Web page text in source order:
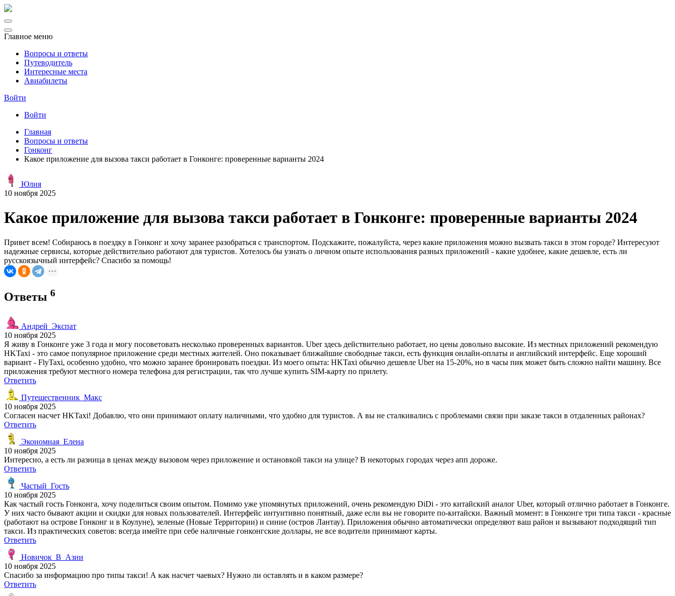
Главное меню
Вопросы и ответы
Путеводитель
Интересные места
Авиабилеты
Войти
Войти
Главная
Вопросы и ответы
Гонконг
Какое приложение для вызова такси работает в Гонконге: проверенные варианты 2024
Юлия
10 ноября 2025
Какое приложение для вызова такси работает в Гонконге: проверенные варианты 2024
Привет всем! Собираюсь в поездку в Гонконг и хочу заранее разобраться с транспортом. Подскажите, пожалуйста, через какие приложения можно вызвать такси в этом городе? Интересуют
надежные сервисы, которые действительно работают для туристов. Хотелось бы узнать о личном опыте использования разных приложений - какие удобнее, какие дешевле, есть ли
русскоязычный интерфейс? Спасибо за помощь!
Ответы 6
Андрей_Экспат
10 ноября 2025
Я живу в Гонконге уже 3 года и могу посоветовать несколько проверенных вариантов. Uber здесь действительно работает, но цены довольно высокие. Из местных приложений рекомендую
HKTaxi - это самое популярное приложение среди местных жителей. Оно показывает ближайшие свободные такси, есть функция онлайн-оплаты и английский интерфейс. Еще хороший
вариант - FlyTaxi, особенно удобно, что можно заранее бронировать поездки. Из моего опыта: HKTaxi обычно дешевле Uber на 15-20%, но в часы пик может быть сложно найти машину. Все
приложения требуют местного номера телефона для регистрации, так что лучше купить SIM-карту по прилету.
Ответить
Путешественник_Макс
10 ноября 2025
Согласен насчет HKTaxi! Добавлю, что они принимают оплату наличными, что удобно для туристов. А вы не сталкивались с проблемами связи при заказе такси в отдаленных районах?
Ответить
Экономная_Елена
10 ноября 2025
Интересно, а есть ли разница в ценах между вызовом через приложение и остановкой такси на улице? В некоторых городах через апп дороже.
Ответить
Частый_Гость
10 ноября 2025
Как частый гость Гонконга, хочу поделиться своим опытом. Помимо уже упомянутых приложений, очень рекомендую DiDi - это китайский аналог Uber, который отлично работает в Гонконге.
У них часто бывают акции и скидки для новых пользователей. Интерфейс интуитивно понятный, даже если вы не говорите по-китайски. Важный момент: в Гонконге три типа такси - красные
(работают на острове Гонконг и в Коулуне), зеленые (Новые Территории) и синие (остров Лантау). Приложения обычно автоматически определяют ваш район и вызывают подходящий тип
такси. Из практических советов: всегда имейте при себе наличные гонконгские доллары, не все водители принимают карты.
Ответить
Новичок_В_Азии
10 ноября 2025
Спасибо за информацию про типы такси! А как насчет чаевых? Нужно ли оставлять и в каком размере?
Ответить